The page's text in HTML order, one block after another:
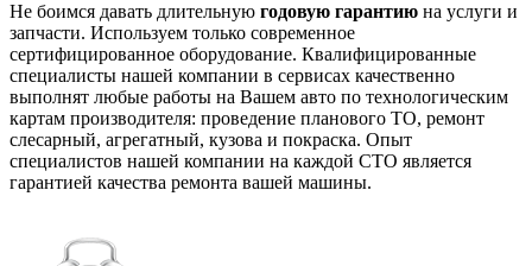
Не боимся давать длительную годовую гарантию на услуги и
запчасти. Используем только современное
сертифицированное оборудование. Квалифицированные
специалисты нашей компании в сервисах качественно
выполнят любые работы на Вашем авто по технологическим
картам производителя: проведение планового ТО, ремонт
слесарный, агрегатный, кузова и покраска. Опыт
специалистов нашей компании на каждой СТО является
гарантией качества ремонта вашей машины.